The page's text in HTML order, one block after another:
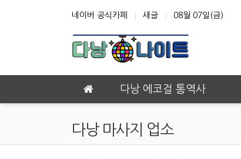
네이버 공식카페 새글 08월 07일(금)
다낭 에코걸 통역사
다낭 마사지 업소